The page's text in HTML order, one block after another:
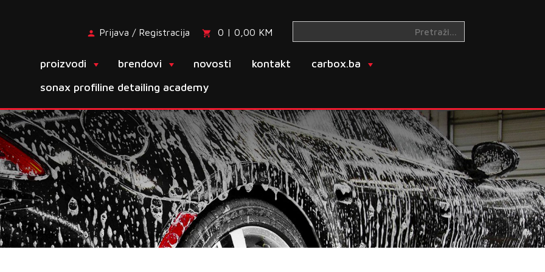
Prijava / Registracija 0 | 0,00 KM
proizvodi brendovi novosti kontakt
carbox.ba
sonax profiline detailing academy